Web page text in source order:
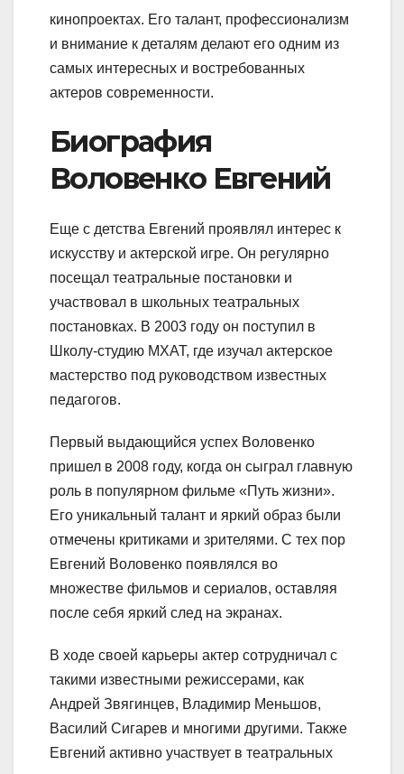
кинопроектах. Его талант, профессионализм
и внимание к деталям делают его одним из
самых интересных и востребованных
актеров современности.
Биография
Воловенко Евгений
Еще с детства Евгений проявлял интерес к
искусству и актерской игре. Он регулярно
посещал театральные постановки и
участвовал в школьных театральных
постановках. В 2003 году он поступил в
Школу-студию МХАТ, где изучал актерское
мастерство под руководством известных
педагогов.
Первый выдающийся успех Воловенко
пришел в 2008 году, когда он сыграл главную
роль в популярном фильме «Путь жизни».
Его уникальный талант и яркий образ были
отмечены критиками и зрителями. С тех пор
Евгений Воловенко появлялся во
множестве фильмов и сериалов, оставляя
после себя яркий след на экранах.
В ходе своей карьеры актер сотрудничал с
такими известными режиссерами, как
Андрей Звягинцев, Владимир Меньшов,
Василий Сигарев и многими другими. Также
Евгений активно участвует в театральных